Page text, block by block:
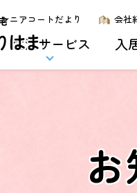
会社
シニアコートだより
入
生活サービス